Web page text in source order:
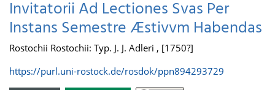
Invitatorii Ad Lectiones Svas Per
Instans Semestre Æstivvm Habendas
Rostochii Rostochii: Typ. J. J. Adleri , [1750?]
https://purl.uni-rostock.de/rosdok/ppn894293729